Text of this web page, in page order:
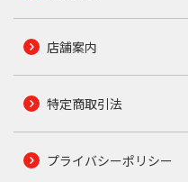
店舗案内
特定商取引法
プライバシーポリシー